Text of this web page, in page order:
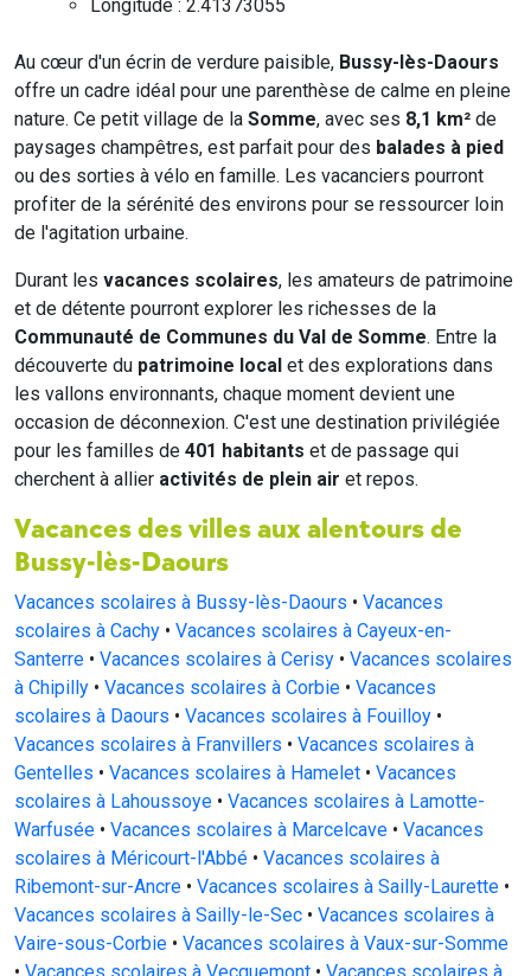
Longitude : 2.41373055
Au cœur d'un écrin de verdure paisible, Bussy-lès-Daours
offre un cadre idéal pour une parenthèse de calme en pleine
nature. Ce petit village de la Somme, avec ses 8,1 km² de
paysages champêtres, est parfait pour des balades à pied
ou des sorties à vélo en famille. Les vacanciers pourront
profiter de la sérénité des environs pour se ressourcer loin
de l'agitation urbaine.
Durant les vacances scolaires, les amateurs de patrimoine
et de détente pourront explorer les richesses de la
Communauté de Communes du Val de Somme. Entre la
découverte du patrimoine local et des explorations dans
les vallons environnants, chaque moment devient une
occasion de déconnexion. C'est une destination privilégiée
pour les familles de 401 habitants et de passage qui
cherchent à allier activités de plein air et repos.
Vacances des villes aux alentours de
Bussy-lès-Daours
Vacances scolaires à Bussy-lès-Daours • Vacances
scolaires à Cachy • Vacances scolaires à Cayeux-en-
Santerre • Vacances scolaires à Cerisy • Vacances scolaires
à Chipilly • Vacances scolaires à Corbie • Vacances
scolaires à Daours • Vacances scolaires à Fouilloy •
Vacances scolaires à Franvillers • Vacances scolaires à
Gentelles • Vacances scolaires à Hamelet • Vacances
scolaires à Lahoussoye • Vacances scolaires à Lamotte-
Warfusée • Vacances scolaires à Marcelcave • Vacances
scolaires à Méricourt-l'Abbé • Vacances scolaires à
Ribemont-sur-Ancre • Vacances scolaires à Sailly-Laurette •
Vacances scolaires à Sailly-le-Sec • Vacances scolaires à
Vaire-sous-Corbie • Vacances scolaires à Vaux-sur-Somme